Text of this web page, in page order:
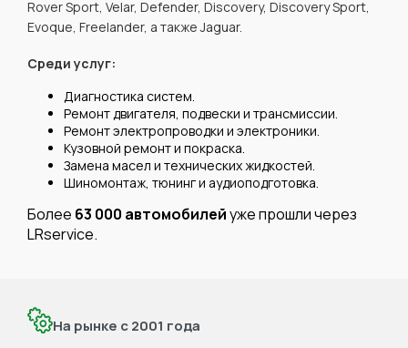
Rover Sport, Velar, Defender, Discovery, Discovery Sport,
Evoque, Freelander, а также Jaguar.
Среди услуг:
Диагностика систем.
Ремонт двигателя, подвески и трансмиссии.
Ремонт электропроводки и электроники.
Кузовной ремонт и покраска.
Замена масел и технических жидкостей.
Шиномонтаж, тюнинг и аудиоподготовка.
Более 63 000 автомобилейуже прошли через
LRservice.
На рынке с 2001 года